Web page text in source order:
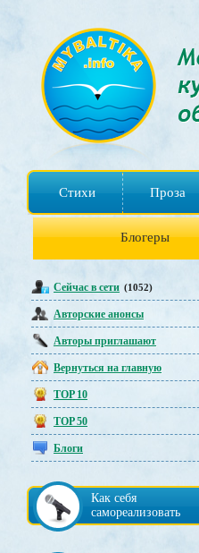
Стихи Проза
Блогеры
Сейчас в сети (1052)
Авторские анонсы
Авторы приглашают
Вернуться на главную
TOP 10
TOP 50
Блоги
Как себя
самореализовать